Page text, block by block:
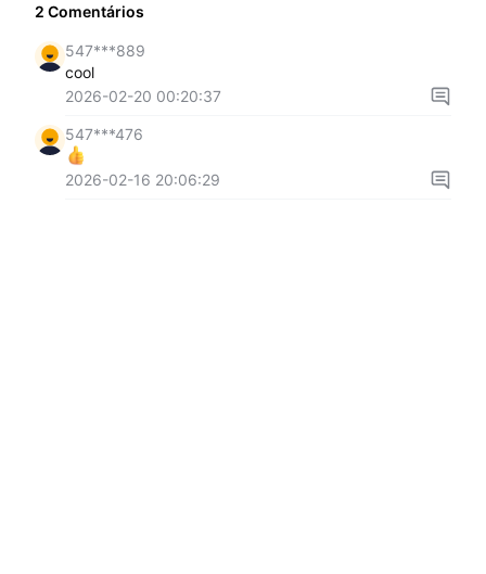
2 Comentários
547***889
cool
2026-02-20 00:20:37
547***476
2026-02-16 20:06:29